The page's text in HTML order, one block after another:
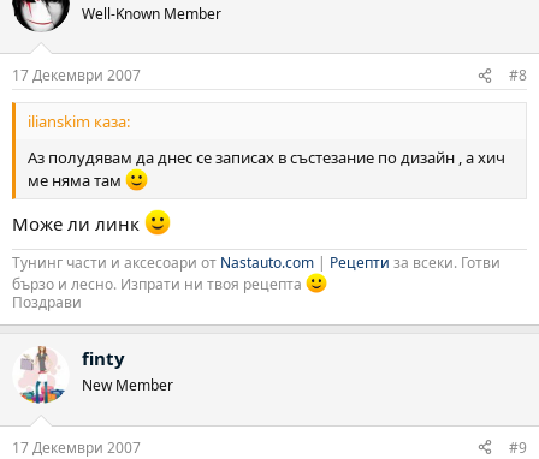
Well-Known Member
17 Декември 2007 #8
ilianskim каза:
Аз полудявам да днес се записах в състезание по дизайн , а хич
ме няма там
Може ли линк
Тунинг части и аксесоари от Nastauto.com | Рецепти за всеки. Готви
бързо и лесно. Изпрати ни твоя рецепта
Поздрави
finty
New Member
17 Декември 2007 #9